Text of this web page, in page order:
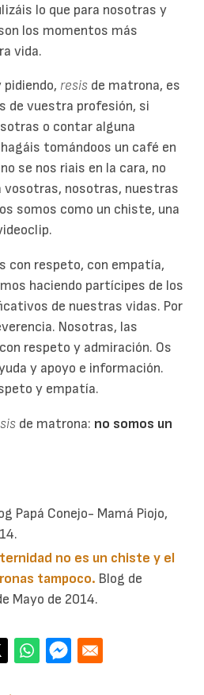
lo que para nosotras y
los momentos más
vida.
resis de matrona, es
de vuestra profesión, si
o contar alguna
tomándoos un café en
se nos riais en la cara, no
vosotras, nosotras, nuestras
somos como un chiste, una
con respeto, con empatía,
haciendo partícipes de los
de nuestras vidas. Por
Nosotras, las
respeto y admiración. Os
y apoyo e información.
y empatía.
de matrona: no somos un
Papá Conejo- Mamá Piojo,
no es un chiste y el
tampoco. Blog de
Mayo de 2014.